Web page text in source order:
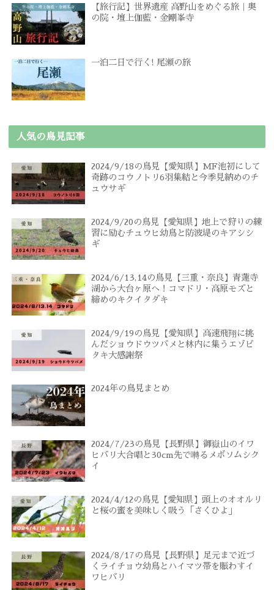
【旅行記】世界遺産 高野山をめぐる旅｜奥
の院・壇上伽藍・金剛峯寺
一泊二日で行く! 尾瀬の旅
人気の鳥見記事
2024/9/18の鳥見【愛知県】MF池初にして
奇跡のコウノトリ6羽集結と今季見納めのチ
ュウサギ
2024/9/20の鳥見【愛知県】地上で狩りの練
習に励むチュウヒ幼鳥と防波堤のキアシシ
ギ
2024/6/13,14の鳥見【三重・奈良】青蓮寺
湖から大台ヶ原へ！コマドリ・高原モズと
締めのキクイタダキ
2024/9/19の鳥見【愛知県】高速飛翔に挑
んだショウドウツバメと林内に集うエゾビ
タキ大感謝祭
2024年の鳥見まとめ
2024/7/23の鳥見【長野県】御嶽山のイワ
ヒバリ大合唱と30cm先で囀るメボソムシク
イ
2024/4/12の鳥見【愛知県】頭上のオオルリ
と桜の蜜を美味しく吸う「さくひよ」
2024/8/17の鳥見【長野県】足元まで近づ
くライチョウ幼鳥とハイマツ帯を賑わすイ
ワヒバリ